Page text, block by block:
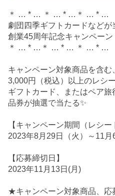
＊ … * … ＊ … * …＊ … * …
劇団四季ギフトカードなどが
創業45周年記念キャンペーン
＊ … * …＊ … * … ＊ … * …
キャンペーン対象商品を含
3,000円（税込）以上のレシ
ギフトカード、またはペア
品券が抽選で当たる✨
【キャンペーン期間（レシー
2023年8月29日（火）～11月
【応募締切日】
2023年11月13日(月)
★キャンペーン対象商品、応